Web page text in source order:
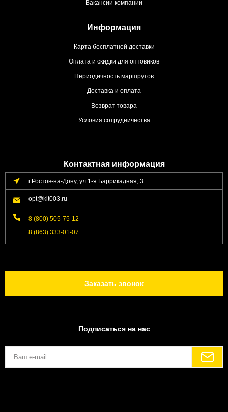
Вакансии компании
Информация
Карта бесплатной доставки
Оплата и скидки для оптовиков
Периодичность маршрутов
Доставка и оплата
Возврат товара
Условия сотрудничества
Контактная информация
г.Ростов-на-Дону, ул.1-я Баррикадная, 3
opt@kit003.ru
8 (800) 505-75-12
8 (863) 333-01-07
Заказать звонок
Подписаться на нас